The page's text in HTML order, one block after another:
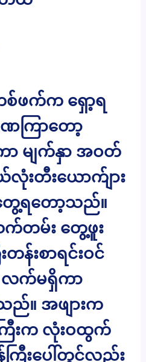
ဖက်က ရှော့ရ
ကြာတော့
ာ မျက်နှာ အဝတ်
းတီးယောက်ျား
ရတော့သည်။
တမ်း တွေ့ဖူး
န်းစာရင်းဝင်
က်မရှိကာ
။ အဖျားက
ြီးက လုံးဝထွက်
ြီးပေါ်တွင်လည်း